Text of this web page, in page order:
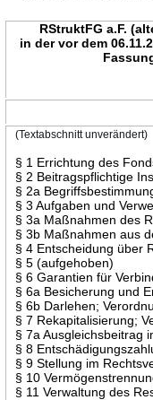
RStruktFG a.F.
in der vor dem
(Textabschnitt unverändert)
§ 1 Errichtung des
§ 2 Beitragspflichtige
§ 2a
§ 3 Aufgaben und
§ 3a Maßnahmen des
§ 3b Maßnahmen aus
§ 4 Entscheidung über
§ 5 (aufgehoben)
§ 6 Garantien für
§ 6a Besicherung und
§ 6b Darlehen;
§ 7 Rekapitalisierung;
§ 7a Ausgleichsbeitrag
§ 8
§ 9 Stellung im
§ 10
§ 11 Verwaltung des